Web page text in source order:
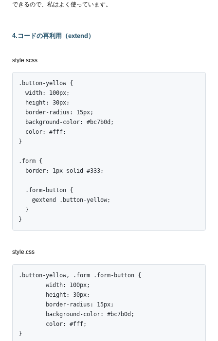
できるので、私はよく使っています。
4.コードの再利用（extend）
style.scss
.button-yellow {
  width: 100px;
  height: 30px;
  border-radius: 15px;
  background-color: #bc7b0d;
  color: #fff;
}
.form {
  border: 1px solid #333;
  .form-button {
    @extend .button-yellow;
  }
}
style.css
.button-yellow, .form .form-button {
}